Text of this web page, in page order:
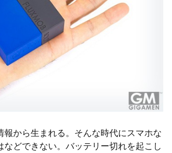
から生まれる。そんな時代にスマホな
などできない。バッテリー切れを起こし